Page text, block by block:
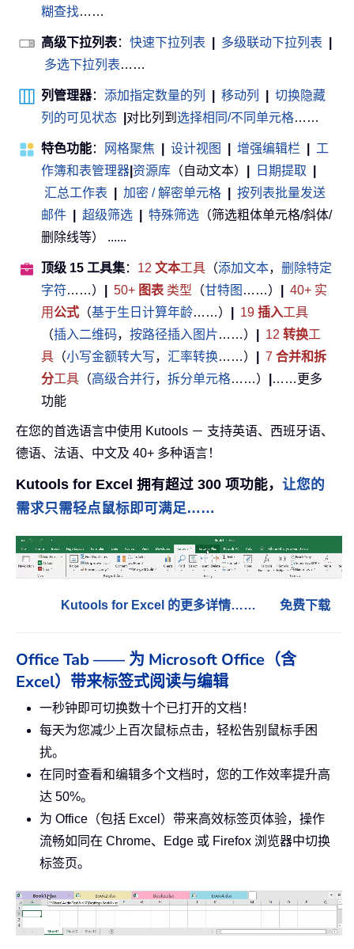
糊查找……
高级下拉列表： 快速下拉列表 多级联动下拉列表
多选下拉列表……
列管理器： 添加指定数量的列 移动列
切换隐藏
列的可见状态
对比列到 选择相同/不同单元格……
特色功能： 网格聚焦 设计视图 增强编辑栏
工
作簿和表管理器 资源库 （自动文本） 日期提取
汇总工作表
加密 / 解密单元格
按列表批量发送
邮件
超级筛选 特殊筛选 （筛选粗体单元格/斜体/
删除线等） ......
顶级 15 工具集： 12 文本工具 （添加文本， 删除特定
字符……） 50+ 图表 类型 （甘特图 ……）
40+ 实
用公式 （基于生日计算年龄……） 19 插入工具
（插入二维码， 按路径插入图片……） 12 转换工
具 （小写金额转大写， 汇率转换……） 7 合并和拆
分工具 （高级合并行， 拆分单元格……）
……更多
功能
在您的首选语言中使用 Kutools － 支持英语、西班牙语、
德语、法语、中文及 40+ 多种语言！
Kutools for Excel 拥有超过 300 项功能， 让您的
需求只需轻点鼠标即可满足……
Kutools for Excel 的更多详情…… 免费下载
Office Tab —— 为 Microsoft Office（含
Excel）带来标签式阅读与编辑
一秒钟即可切换数十个已打开的文档！
每天为您减少上百次鼠标点击，轻松告别鼠标手困
扰。
在同时查看和编辑多个文档时，您的工作效率提升高
达 50%。
为 Office（包括 Excel）带来高效标签页体验，操作
流畅如同在 Chrome、Edge 或 Firefox 浏览器中切换
标签页。